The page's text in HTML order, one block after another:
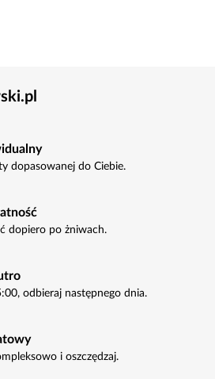
dopasowanej do Ciebie.
dopiero po żniwach.
odbieraj następnego dnia.
i oszczędzaj.